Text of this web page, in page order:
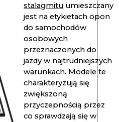
stalagmitu umieszczany
jest na etykietach opon
do samochodów
osobowych
przeznaczonych do
jazdy w najtrudniejszych
warunkach. Modele te
charakteryzują się
zwiększoną
przyczepnością przez
co sprawdzają się w